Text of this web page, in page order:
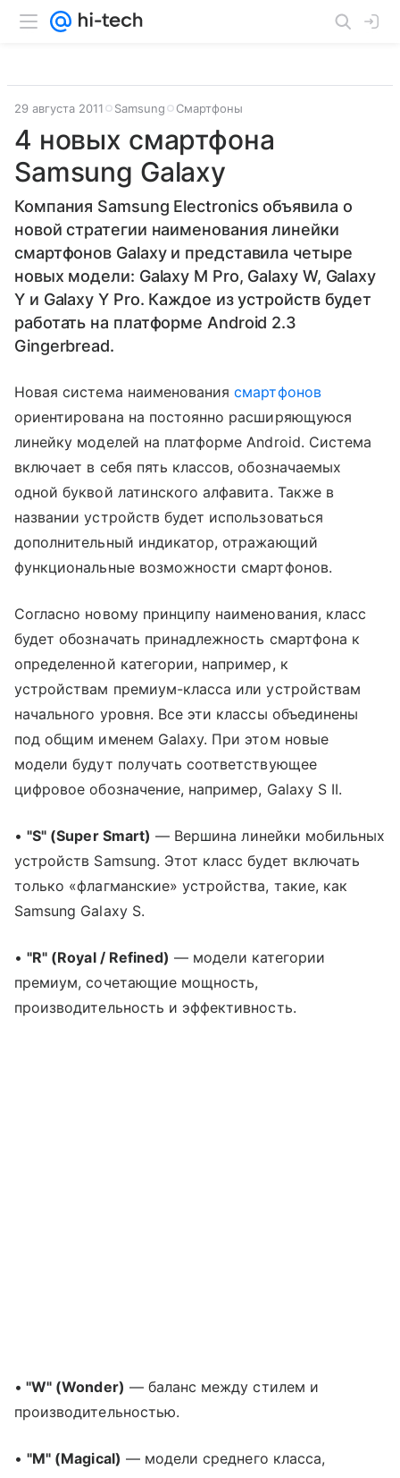
29 августа 2011 Samsung Смартфоны
4 новых смартфона
Samsung Galaxy
Компания Samsung Electronics объявила о
новой стратегии наименования линейки
смартфонов Galaxy и представила четыре
новых модели: Galaxy M Pro, Galaxy W, Galaxy
Y и Galaxy Y Pro. Каждое из устройств будет
работать на платформе Android 2.3
Gingerbread.
Новая система наименованиясмартфонов
ориентирована на постоянно расширяющуюся
линейку моделей на платформе Android. Система
включает в себя пять классов, обозначаемых
одной буквой латинского алфавита. Также в
названии устройств будет использоваться
дополнительный индикатор, отражающий
функциональные возможности смартфонов.
Согласно новому принципу наименования, класс
будет обозначать принадлежность смартфона к
определенной категории, например, к
устройствам премиум-класса или устройствам
начального уровня. Все эти классы объединены
под общим именем Galaxy. При этом новые
модели будут получать соответствующее
цифровое обозначение, например, Galaxy S II.
•"S" (Super Smart) — Вершина линейки мобильных
устройств Samsung. Этот класс будет включать
только «флагманские» устройства, такие, как
Samsung Galaxy S.
•"R" (Royal / Refined) — модели категории
премиум, сочетающие мощность,
производительность и эффективность.
• "W" (Wonder) — баланс между стилем и
производительностью.
•"M" (Magical) — модели среднего класса,